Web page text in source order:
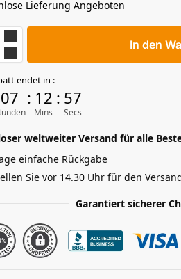
Lieferung Angeboten
In den
endet in :
07 : 12
Mins
: 56
Secs
weltweiter Versand für alle
einfache Rückgabe
Sie vor 14.30 Uhr für den
Garantiert sicherer